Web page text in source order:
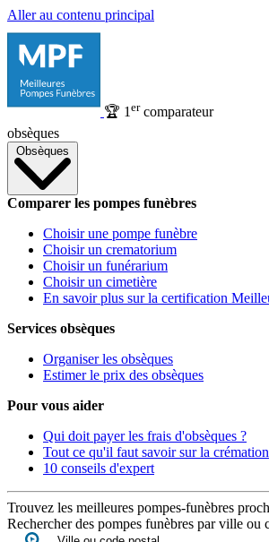
Aller au contenu principal
🏆 1 ercomparateur
obsèques
Obsèques
Comparer les pompes funèbres
Choisir une pompe funèbre
Choisir un crematorium
Choisir un funérarium
Choisir un cimetière
En savoir plus sur la certification
Services obsèques
Organiser les obsèques
Estimer le prix des obsèques
Pour vous aider
Qui doit payer les frais d'obsèques ?
Tout ce qu'il faut savoir sur la crémation
10 conseils d'expert
Trouvez les meilleures pompes-funèbres
Rechercher des pompes funèbres par ville ou